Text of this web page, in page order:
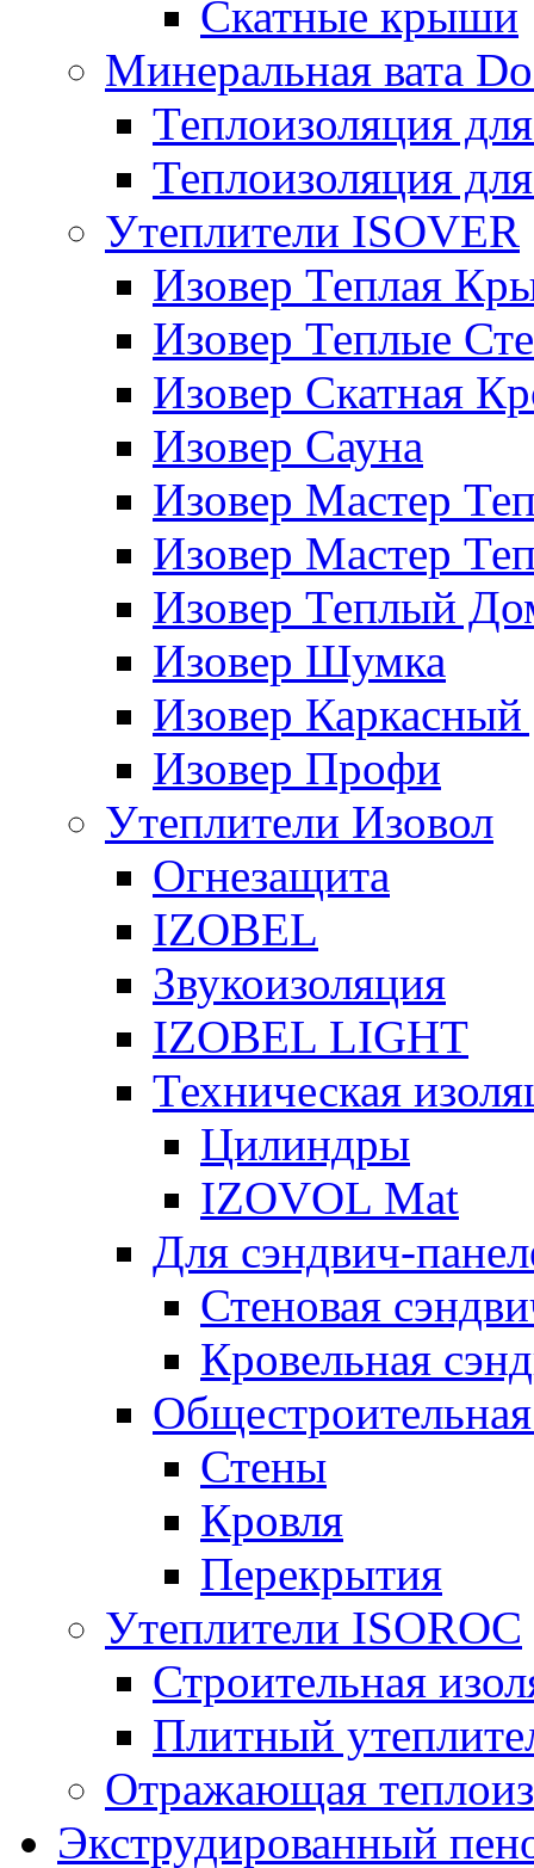
Скатные крыши
Минеральная вата
Теплоизоляция
Теплоизоляция
Утеплители ISOVER
Изовер Теплая
Изовер Теплые
Изовер Скатная
Изовер Сауна
Изовер Мастер
Изовер Мастер
Изовер Теплый
Изовер Шумка
Изовер
Изовер Профи
Утеплители Изовол
Огнезащита
IZOBEL
Звукоизоляция
IZOBEL LIGHT
Техническая
Цилиндры
IZOVOL Mat
Для сэндвич-
Стеновая
Кровельная
Стены
Кровля
Перекрытия
Утеплители ISOROC
Строительная
Плитный
Отражающая
Экструдированный